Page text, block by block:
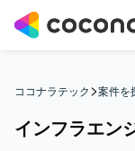
ココナラテック>案件を
インフラエン